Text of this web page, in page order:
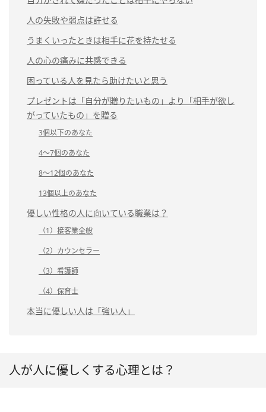
人の失敗や弱点は許せる
うまくいったときは相手に花を持たせる
人の心の痛みに共感できる
困っている人を見たら助けたいと思う
プレゼントは「自分が贈りたいもの」より「相手が欲し
がっていたもの」を贈る
3個以下のあなた
4～7個のあなた
8～12個のあなた
13個以上のあなた
優しい性格の人に向いている職業は？
（1）接客業全般
（2）カウンセラー
（3）看護師
（4）保育士
本当に優しい人は「強い人」
人が人に優しくする心理とは？